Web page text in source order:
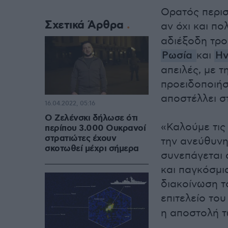
Ορατός
αν όχι και
αδιέξοδη
Ρωσία και
απειλές, με
αποστέλλει
«Καλούμε
την
συνεπάγεται
και
διακοίνωση
επιτελείο του
η αποστολή
Σχετικά Άρθρα
Ο Ζελένσκι δήλωσε ότι
περίπου 3.000 Ουκρανοί
στρατιώτες έχουν
σκοτωθεί μέχρι σήμερα
16.04.2022, 05:16